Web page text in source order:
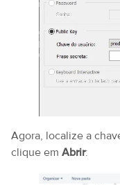
Agora, localize a
clique em Abrir: